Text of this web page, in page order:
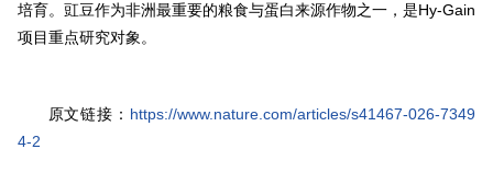
培育。豇豆作为非洲最重要的粮食与蛋白来源作物之一，是Hy-Gain
项目重点研究对象。
原文链接： https://www.nature.com/articles/s41467-026-7349
4-2